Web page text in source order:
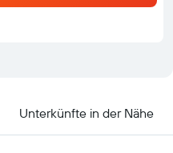
Unterkünfte in der Nähe